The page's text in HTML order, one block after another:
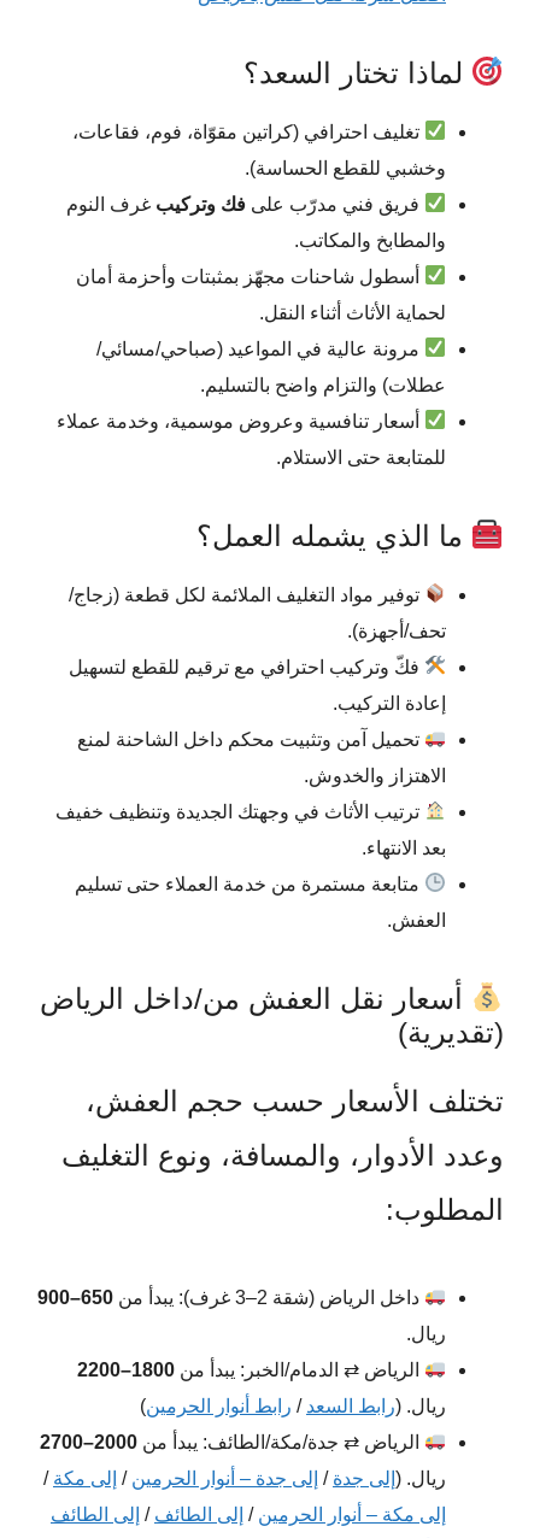
لماذا تختار السعد؟
تغليف احترافي (كراتين مقوّاة، فوم، فقاعات،
وخشبي للقطع الحساسة).
فريق فني مدرّب علىفك وتركيب غرف النوم
والمطابخ والمكاتب.
أسطول شاحنات مجهّز بمثبتات وأحزمة أمان
لحماية الأثاث أثناء النقل.
مرونة عالية في المواعيد (صباحي/مسائي/
عطلات) والتزام واضح بالتسليم.
أسعار تنافسية وعروض موسمية، وخدمة عملاء
للمتابعة حتى الاستلام.
ما الذي يشمله العمل؟
توفير مواد التغليف الملائمة لكل قطعة (زجاج/
تحف/أجهزة).
فكّ وتركيب احترافي مع ترقيم للقطع لتسهيل
إعادة التركيب.
تحميل آمن وتثبيت محكم داخل الشاحنة لمنع
الاهتزاز والخدوش.
ترتيب الأثاث في وجهتك الجديدة وتنظيف خفيف
بعد الانتهاء.
متابعة مستمرة من خدمة العملاء حتى تسليم
العفش.
أسعار نقل العفش من/داخل الرياض
(تقديرية)
تختلف الأسعار حسب حجم العفش،
وعدد الأدوار، والمسافة، ونوع التغليف
المطلوب:
داخل الرياض (شقة 2–3 غرف): يبدأ من
650–900
ريال.
الرياض ⇄ الدمام/الخبر: يبدأ من1800–2200
ريال. (رابط السعد / رابط أنوار الحرمين)
الرياض ⇄ جدة/مكة/الطائف: يبدأ من2000–2700
ريال. ( إلى جدة / إلى جدة – أنوار الحرمين / إلى مكة /
إلى مكة – أنوار الحرمين / إلى الطائف / إلى الطائف